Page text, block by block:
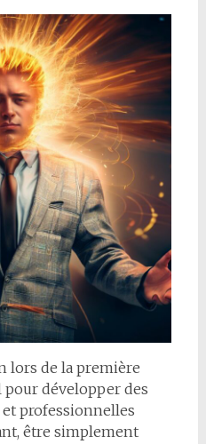
lors de la première
développer des
professionnelles
être simplement